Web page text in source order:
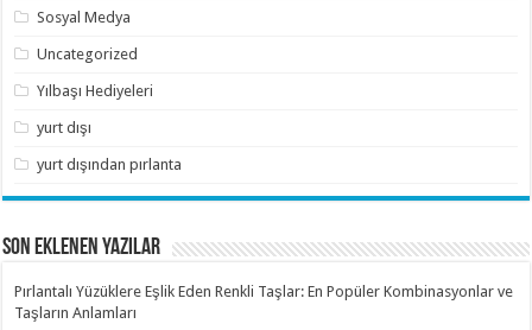
Sosyal Medya
Uncategorized
Yılbaşı Hediyeleri
yurt dışı
yurt dışından pırlanta
SON EKLENEN YAZILAR
Pırlantalı Yüzüklere Eşlik Eden Renkli Taşlar: En Popüler Kombinasyonlar ve
Taşların Anlamları